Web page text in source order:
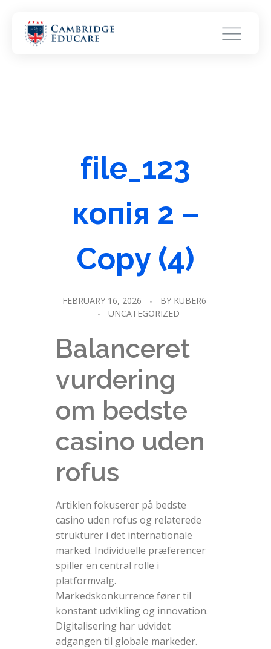
file_123
копія 2 –
Copy (4)
FEBRUARY 16, 2026 BY KUBER6
UNCATEGORIZED
Balanceret
vurdering
om bedste
casino uden
rofus
Artiklen fokuserer på bedste
casino uden rofus og relaterede
strukturer i det internationale
marked. Individuelle præferencer
spiller en central rolle i
platformvalg.
Markedskonkurrence fører til
konstant udvikling og innovation.
Digitalisering har udvidet
adgangen til globale markeder.